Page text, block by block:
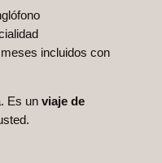
incluidos con
Es un viaje de